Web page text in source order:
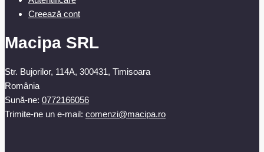
Creează cont
Macipa SRL
Str. Bujorilor, 114A, 300431, Timisoara
România
Sună-ne: 0772166056
Trimite-ne un e-mail: comenzi@macipa.ro